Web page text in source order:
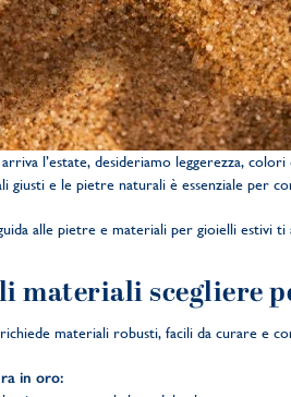
l’estate, desideriamo leggerezza,
giusti e le pietre naturali è essenziale per
alle pietre e materiali per gioielli estivi
materiali scegliere
richiede materiali robusti, facili da curare e
in oro: